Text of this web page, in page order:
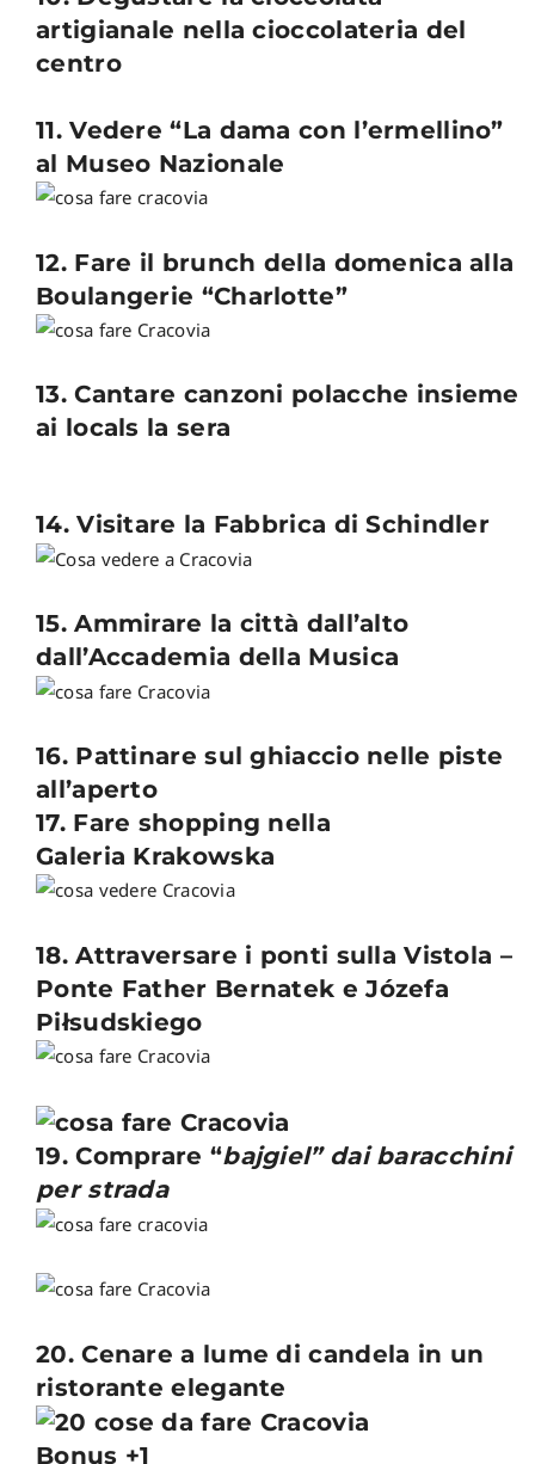
artigianale nella cioccolateria del
centro
11. Vedere “La dama con l’ermellino”
al Museo Nazionale
12. Fare il brunch della domenica alla
Boulangerie “Charlotte”
13. Cantare canzoni polacche insieme
ai locals la sera
14. Visitare la Fabbrica di Schindler
15. Ammirare la città dall’alto
dall’Accademia della Musica
16. Pattinare sul ghiaccio nelle piste
all’aperto
17. Fare shopping nella
Galeria Krakowska
18. Attraversare i ponti sulla Vistola –
Ponte Father Bernatek e Józefa
Piłsudskiego
19. Comprare “bajgiel” dai baracchini
per strada
20. Cenare a lume di candela in un
ristorante elegante
Bonus +1